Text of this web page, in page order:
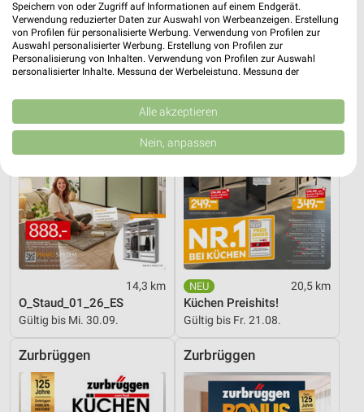
Gültig bis Mo. 31.08. Gültig bis Sa. 05.09.
Zurbrüggen
14,3 km
O_Staud_01_26_ES
Gültig bis Mi. 30.09.
XXXLutz
20,5 km
Küchen Preishits!
Gültig bis Fr. 21.08.
Zurbrüggen Zurbrüggen
Speichern von oder Zugriff auf Informationen auf einem Endgerät.
Verwendung reduzierter Daten zur Auswahl von Werbeanzeigen. Erstellung
von Profilen für personalisierte Werbung. Verwendung von Profilen zur
Auswahl personalisierter Werbung. Erstellung von Profilen zur
Personalisierung von Inhalten. Verwendung von Profilen zur Auswahl
personalisierter Inhalte. Messung der Werbeleistung. Messung der
Kombinationen von Daten aus verschiedenen Quellen. Entwicklung und
Verbesserung der Angebote. Verwendung reduzierter Daten zur Auswahl
von Inhalten.
Daten können außerhalb der Europäischen Union weitergegeben und in die
Website/App.
Partnerliste anzeigen (1 IAB-Anbieter)
Wir nutzen Ihre Daten für folgende Zwecke:
IAB-Verarbeitungszwecke:
Speichern von oder Zugriff auf Informationen
auf einem Endgerät
Verwendung reduzierter Daten zur Auswahl von
Werbeanzeigen
Erstellung von Profilen für personalisierte
Werbung
Verwendung von Profilen zur Auswahl
Alle akzeptieren
Nein, anpassen